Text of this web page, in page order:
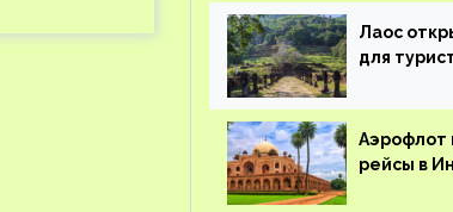
рубежа
Лаос
для
Аэрофлот
рейсы в